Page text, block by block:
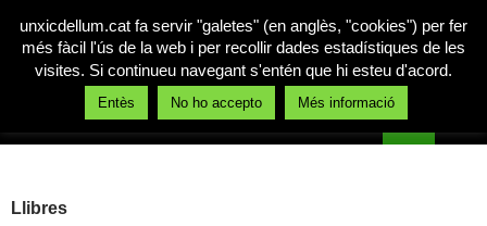
Un xic de llum
Llibres
unxicdellum.cat fa servir "galetes" (en anglès, "cookies") per fer
més fàcil l'ús de la web i per recollir dades estadístiques de les
visites. Si continueu navegant s'entén que hi esteu d'acord.
Entès No ho accepto Més informació